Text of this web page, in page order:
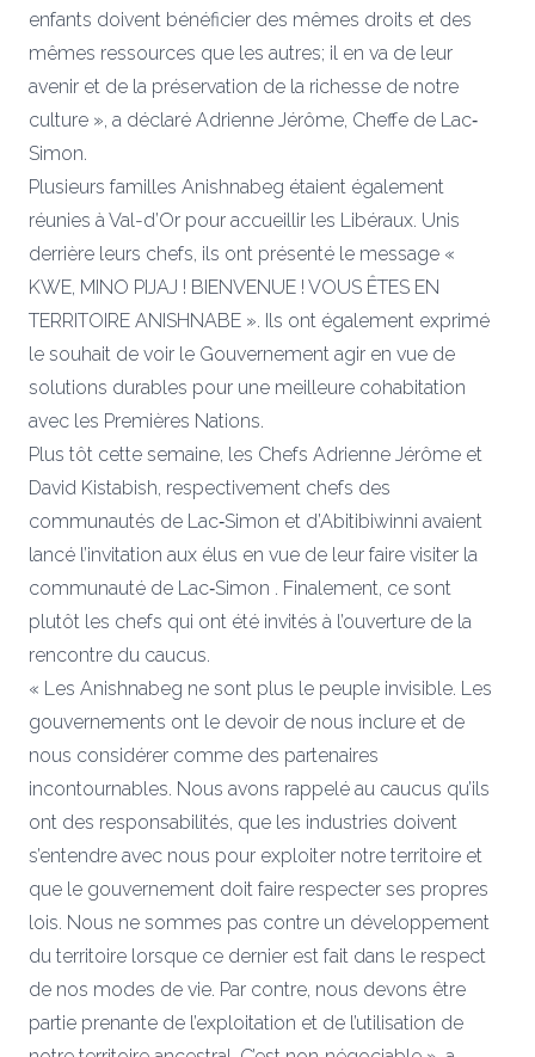
enfants doivent bénéficier des mêmes droits et des
mêmes ressources que les autres; il en va de leur
avenir et de la préservation de la richesse de notre
culture », a déclaré Adrienne Jérôme, Cheffe de Lac‐
Simon.
Plusieurs familles Anishnabeg étaient également
réunies à Val-d’Or pour accueillir les Libéraux. Unis
derrière leurs chefs, ils ont présenté le message «
KWE, MINO PIJAJ ! BIENVENUE ! VOUS ÊTES EN
TERRITOIRE ANISHNABE ». Ils ont également exprimé
le souhait de voir le Gouvernement agir en vue de
solutions durables pour une meilleure cohabitation
avec les Premières Nations.
Plus tôt cette semaine, les Chefs Adrienne Jérôme et
David Kistabish, respectivement chefs des
communautés de Lac‐Simon et d’Abitibiwinni avaient
lancé l’invitation aux élus en vue de leur faire visiter la
communauté de Lac‐Simon . Finalement, ce sont
plutôt les chefs qui ont été invités à l’ouverture de la
rencontre du caucus.
« Les Anishnabeg ne sont plus le peuple invisible. Les
gouvernements ont le devoir de nous inclure et de
nous considérer comme des partenaires
incontournables. Nous avons rappelé au caucus qu’ils
ont des responsabilités, que les industries doivent
s’entendre avec nous pour exploiter notre territoire et
que le gouvernement doit faire respecter ses propres
lois. Nous ne sommes pas contre un développement
du territoire lorsque ce dernier est fait dans le respect
de nos modes de vie. Par contre, nous devons être
partie prenante de l’exploitation et de l’utilisation de